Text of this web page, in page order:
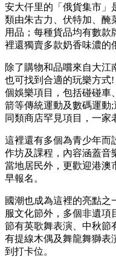
安大仟里的「俄貨集市」
類由朱古力、伏特加、醃
用品；每種貨品均有數款
裡還獨賣多款奶香味濃的
除了購物和品嚐來自大江
也可找到合適的玩樂方式
個娛樂項目，包括碰碰車
箭等傳統運動及數碼運動
同類商店罕見項目，一家
這裡還有多個為青少年而
作坊及課程，內容涵蓋音
當地居民外，更歡迎港澳
早報名。
國潮也成為這裡的亮點之
服文化節外，多個非遺項
節有英歌舞表演、中秋節
有提線木偶及舞龍舞獅表
到打卡位。